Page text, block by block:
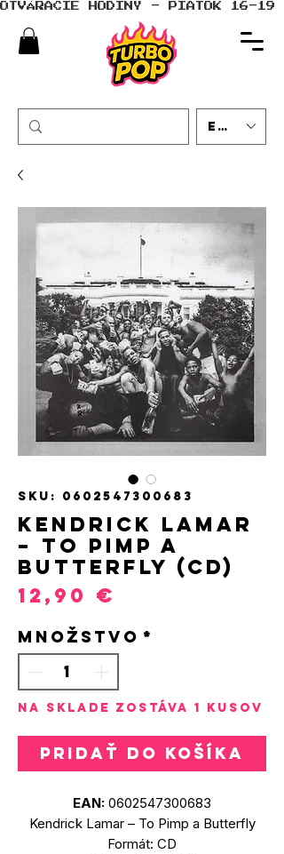
OTVÁRACIE HODINY - PIATOK 16-19
EUR (€)
SKU: 0602547300683
Kendrick Lamar
– To Pimp a
Butterfly (CD)
12,90 €
Množstvo *
Na sklade zostáva 1 kusov
Pridať do košíka
EAN: 0602547300683
Kendrick Lamar – To Pimp a Butterfly
Formát: CD